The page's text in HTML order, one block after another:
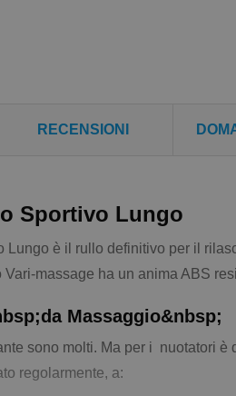
RECENSIONI
Sportivo Lungo
Lungo è il rullo definitivo per il
massage ha un anima ABS
Massaggio&nbsp;
sono molti. Ma per i nuotatori
regolarmente, a: